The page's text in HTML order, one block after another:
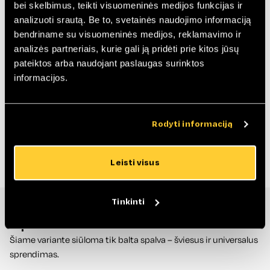
bei skelbimus, teikti visuomeninės medijos funkcijas ir
analizuoti srautą. Be to, svetainės naudojimo informaciją
bendriname su visuomeninės medijos, reklamavimo ir
analizės partneriais, kurie gali ją pridėti prie kitos jūsų
pateiktos arba naudojant paslaugas surinktos
informacijos.
Rodyti informaciją
Leisti visus
Tinkinti
Apkaustai:Maco / Siegenia
Maksimalus stiklo paketo storis (mm):: 42
Spalva:Balta
Gaminio garantija metais:5
Kaina:Priklauso nuo gaminio išmatavimų,
pasirinktos spalvos, papildomų priedų
Šiame variante siūloma tik balta spalva – šviesus ir universalus
sprendimas.